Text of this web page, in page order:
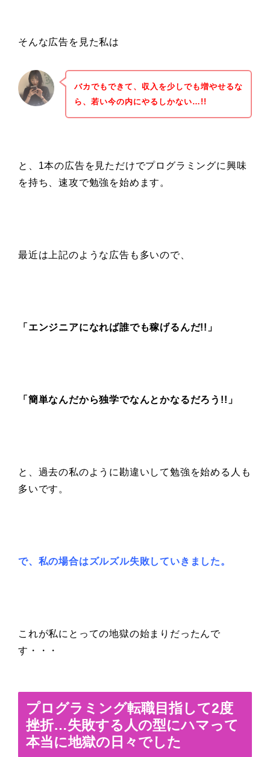
そんな広告を見た私は
バカでもできて、収入を少しでも増やせるな
ら、若い今の内にやるしかない…!!
と、1本の広告を見ただけでプログラミングに興味
を持ち、速攻で勉強を始めます。
最近は上記のような広告も多いので、
「エンジニアになれば誰でも稼げるんだ!!」
「簡単なんだから独学でなんとかなるだろう!!」
と、過去の私のように勘違いして勉強を始める人も
多いです。
で、私の場合はズルズル失敗していきました。
これが私にとっての地獄の始まりだったんで
す・・・
プログラミング転職目指して2度
挫折…失敗する人の型にハマって
本当に地獄の日々でした